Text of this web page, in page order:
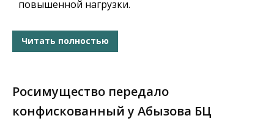
повышенной нагрузки.
Читать полностью
Росимущество передало
конфискованный у Абызова БЦ